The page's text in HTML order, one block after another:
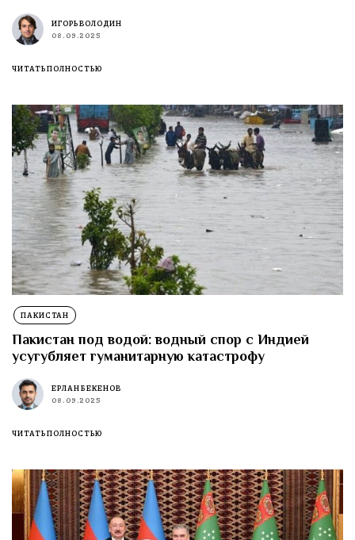
ИГОРЬ ВОЛОДИН
08.09.2025
ЧИТАТЬ ПОЛНОСТЬЮ
ПАКИСТАН
Пакистан под водой: водный спор с Индией
усугубляет гуманитарную катастрофу
ЕРЛАН БЕКЕНОВ
08.09.2025
ЧИТАТЬ ПОЛНОСТЬЮ